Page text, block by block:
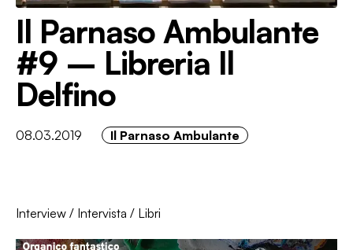
Il Parnaso Ambulante
#9 – Libreria Il
Delfino
08.03.2019 Il Parnaso Ambulante
Interview / Intervista / Libri